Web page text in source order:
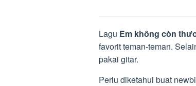
Lagu Em không còn
favorit teman-teman.
pakai gitar.
Perlu diketahui buat